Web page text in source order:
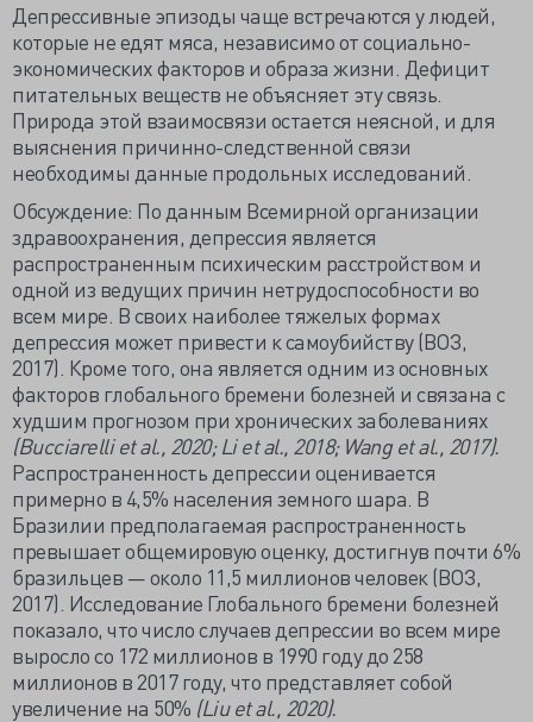
Депрессивные эпизоды чаще встречаются у людей,
которые не едят мяса, независимо от социально-
экономических факторов и образа жизни. Дефицит
питательных веществ не объясняет эту связь.
Природа этой взаимосвязи остается неясной, и для
выяснения причинно-следственной связи
необходимы данные продольных исследований.
Обсуждение: По данным Всемирной организации
здравоохранения, депрессия является
распространенным психическим расстройством и
одной из ведущих причин нетрудоспособности во
всем мире. В своих наиболее тяжелых формах
депрессия может привести к самоубийству (ВОЗ,
2017). Кроме того, она является одним из основных
факторов глобального бремени болезней и связана с
худшим прогнозом при хронических заболеваниях
(Bucciarelli et al., 2020; Li et al., 2018; Wang et al., 2017).
Распространенность депрессии оценивается
примерно в 4,5% населения земного шара. В
Бразилии предполагаемая распространенность
превышает общемировую оценку, достигнув почти 6%
бразильцев — около 11,5 миллионов человек (ВОЗ,
2017). Исследование Глобального бремени болезней
показало, что число случаев депрессии во всем мире
выросло со 172 миллионов в 1990 году до 258
миллионов в 2017 году, что представляет собой
увеличение на 50% (Liu et al., 2020).